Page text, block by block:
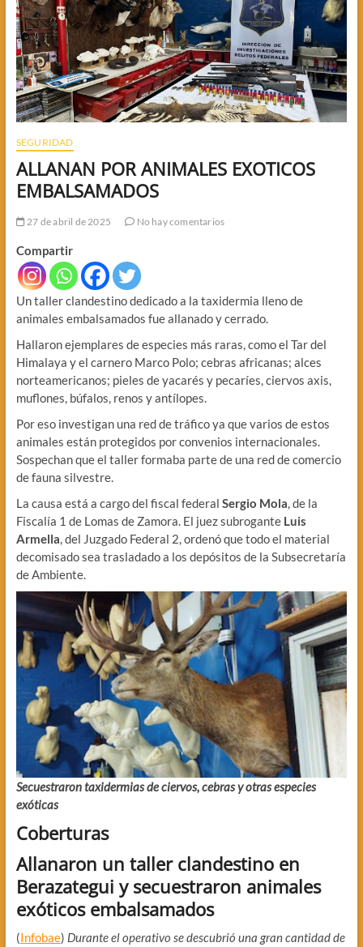
SEGURIDAD
ALLANAN POR ANIMALES EXOTICOS
EMBALSAMADOS
27 de abril de 2025 No hay comentarios
Compartir
Un taller clandestino dedicado a la taxidermia lleno de
animales embalsamados fue allanado y cerrado.
Hallaron ejemplares de especies más raras, como el Tar del
Himalaya y el carnero Marco Polo; cebras africanas; alces
norteamericanos; pieles de yacarés y pecaríes, ciervos axis,
muflones, búfalos, renos y antílopes.
Por eso investigan una red de tráfico ya que varios de estos
animales están protegidos por convenios internacionales.
Sospechan que el taller formaba parte de una red de comercio
de fauna silvestre.
La causa está a cargo del fiscal federal Sergio Mola, de la
Fiscalía 1 de Lomas de Zamora. El juez subrogante Luis
Armella, del Juzgado Federal 2, ordenó que todo el material
decomisado sea trasladado a los depósitos de la Subsecretaría
de Ambiente.
Secuestraron taxidermias de ciervos, cebras y otras especies
exóticas
Coberturas
Allanaron un taller clandestino en
Berazategui y secuestraron animales
exóticos embalsamados
(Infobae) Durante el operativo se descubrió una gran cantidad de